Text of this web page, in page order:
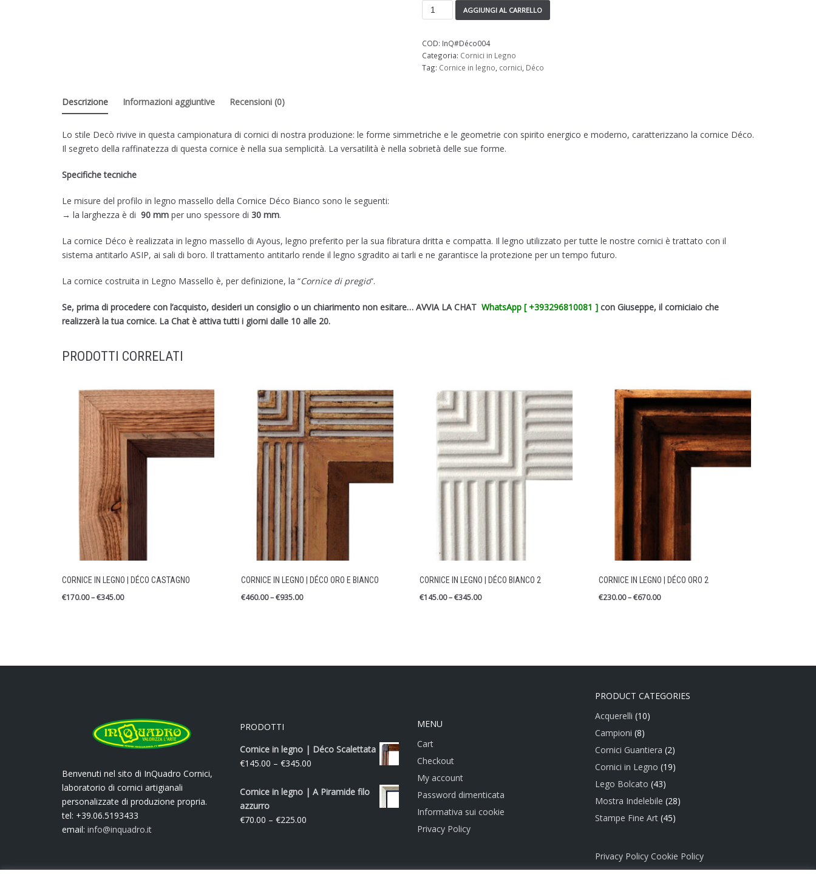
AGGIUNGI AL CARRELLO
COD: InQ#Déco004
Categoria: Cornici in Legno
Tag: Cornice in legno cornici Déco
Descrizione Informazioni aggiuntive Recensioni (0)
Lo stile Decò rivive in questa campionatura di cornici di nostra produzione: le forme simmetriche e le geometrie con spirito energico e moderno, caratterizzano la cornice Déco.
Il segreto della raffinatezza di questa cornice è nella sua semplicità. La versatilità è nella sobrietà delle sue forme.
Specifiche tecniche
Le misure del profilo in legno massello della Cornice Déco Bianco sono le seguenti:
→ la larghezza è di 90 mm per uno spessore di 30 mm.
La cornice Déco è realizzata in legno massello di Ayous, legno preferito per la sua fibratura dritta e compatta. Il legno utilizzato per tutte le nostre cornici è trattato con il
sistema antitarlo ASIP, ai sali di boro. Il trattamento antitarlo rende il legno sgradito ai tarli e ne garantisce la protezione per un tempo futuro.
La cornice costruita in Legno Massello è, per definizione, la “Cornice di pregio“.
Se, prima di procedere con l’acquisto, desideri un consiglio o un chiarimento non esitare… AVVIA LA CHAT WhatsApp [ +393296810081 ] con Giuseppe, il corniciaio che
realizzerà la tua cornice. La Chat è attiva tutti i giorni dalle 10 alle 20.
PRODOTTI CORRELATI
CORNICE IN LEGNO | DÉCO CASTAGNO
€170.00–€345.00
CORNICE IN LEGNO | DÉCO ORO E BIANCO
€460.00–€935.00
CORNICE IN LEGNO | DÉCO BIANCO 2
€145.00–€345.00
CORNICE IN LEGNO | DÉCO ORO 2
€230.00–€670.00
Benvenuti nel sito di InQuadro Cornici,
laboratorio di cornici artigianali
personalizzate di produzione propria.
tel: +39.06.5193433
email: info@inquadro.it
PRODOTTI
Cornice in legno | Déco Scalettata
€145.00 – €345.00
Cornice in legno | A Piramide filo
azzurro
€70.00 – €225.00
MENU
Cart
Checkout
My account
Password dimenticata
Informativa sui cookie
Privacy Policy
PRODUCT CATEGORIES
Acquerelli (10)
Campioni (8)
Cornici Guantiera (2)
Cornici in Legno (19)
Lego Bolcato (43)
Mostra Indelebile (28)
Stampe Fine Art (45)
Privacy Policy Cookie Policy